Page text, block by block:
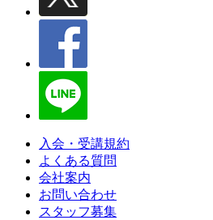
入会・受講規約
よくある質問
会社案内
お問い合わせ
スタッフ募集